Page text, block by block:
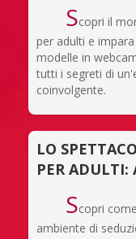
Scopri il
per adulti e
modelle in
tutti i segreti di
coinvolgente.
LO
PER ADULTI:
Scopri
ambiente di